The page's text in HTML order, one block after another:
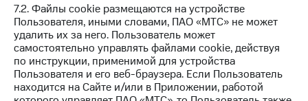
7.2. Файлы cookie размещаются на устройстве
Пользователя, иными словами, ПАО «МТС» не может
удалить их за него. Пользователь может
самостоятельно управлять файлами cookie, действуя
по инструкции, применимой для устройства
Пользователя и его веб-браузера. Если Пользователь
находится на Сайте и/или в Приложении, работой